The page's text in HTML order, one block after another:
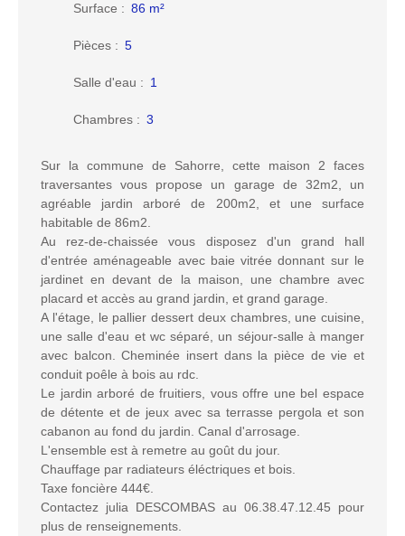
Surface : 86 m²
Pièces : 5
Salle d'eau : 1
Chambres : 3
Sur la commune de Sahorre, cette maison 2 faces
traversantes vous propose un garage de 32m2, un
agréable jardin arboré de 200m2, et une surface
habitable de 86m2.
Au rez-de-chaissée vous disposez d'un grand hall
d'entrée aménageable avec baie vitrée donnant sur le
jardinet en devant de la maison, une chambre avec
placard et accès au grand jardin, et grand garage.
A l'étage, le pallier dessert deux chambres, une cuisine,
une salle d'eau et wc séparé, un séjour-salle à manger
avec balcon. Cheminée insert dans la pièce de vie et
conduit poêle à bois au rdc.
Le jardin arboré de fruitiers, vous offre une bel espace
de détente et de jeux avec sa terrasse pergola et son
cabanon au fond du jardin. Canal d'arrosage.
L'ensemble est à remetre au goût du jour.
Chauffage par radiateurs éléctriques et bois.
Taxe foncière 444€.
Contactez julia DESCOMBAS au 06.38.47.12.45 pour
plus de renseignements.